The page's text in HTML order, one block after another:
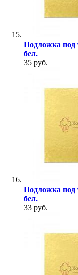
Подложка под
бел.
35 руб.
Подложка под
бел.
33 руб.